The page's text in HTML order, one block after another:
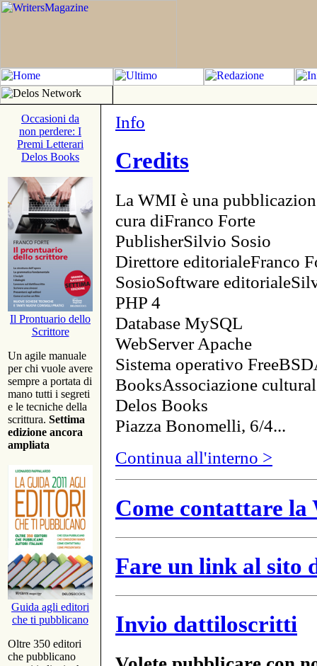
Occasioni da
non perdere: I
Premi Letterari
Delos Books
Il Prontuario dello
Scrittore
Un agile manuale
per chi vuole avere
sempre a portata di
mano tutti i segreti
e le tecniche della
scrittura. Settima
edizione ancora
ampliata
Guida agli editori
che ti pubblicano
Oltre 350 editori
che pubblicano
Info
Credits
La WMI è una
cura diFranco Forte
PublisherSilvio Sosio
Direttore editorialeFranco
SosioSoftware
PHP 4
Database MySQL
WebServer Apache
Sistema operativo
BooksAssociazione
Delos Books
Piazza Bonomelli, 6/4...
Continua all'interno >
Come contattare
Fare un link al sito
Invio dattiloscritti